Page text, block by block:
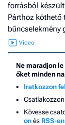
forrásból
Párthoz köthető
bűncselekmény
Ne maradjon
őket minden
Iratkozzon
Kövesse
onés RSS-en